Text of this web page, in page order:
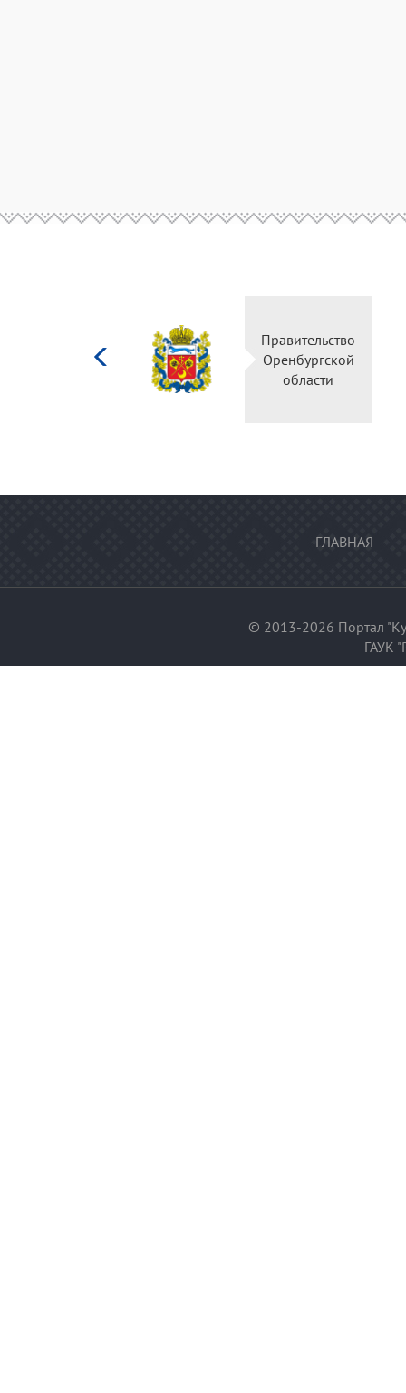
Министерство
культуры
Российской
федерации
ГЛАВНАЯ
© 2013-2026 Портал
ГАУК